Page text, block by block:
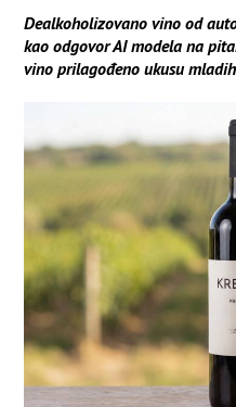
Dealkoholizovano vino od
kao odgovor AI modela na
vino prilagođeno ukusu mladih